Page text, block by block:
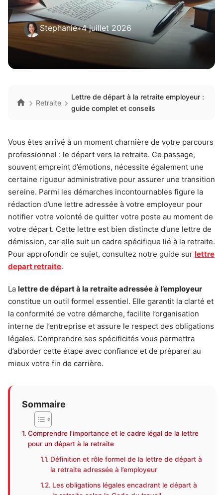
Stephanie•4 juillet 2026
Retraite
Lettre de départ à la retraite employeur :
guide complet et conseils
Vous êtes arrivé à un moment charnière de votre parcours
professionnel : le départ vers la retraite. Ce passage,
souvent empreint d’émotions, nécessite également une
certaine rigueur administrative pour assurer une transition
sereine. Parmi les démarches incontournables figure la
rédaction d’une lettre adressée à votre employeur pour
notifier votre volonté de quitter votre poste au moment de
votre départ. Cette lettre est bien distincte d’une lettre de
démission, car elle suit un cadre spécifique lié à la retraite.
Pour approfondir ce sujet, consultez notre guide sur lettre
depart retraite.
La lettre de départ à la retraite adressée à l’employeur
constitue un outil formel essentiel. Elle garantit la clarté et
la conformité de votre démarche, facilite l’organisation
interne de l’entreprise et assure le respect des obligations
légales. Comprendre ses spécificités vous permettra
d’aborder cette étape avec confiance et de préparer au
mieux votre fin de carrière.
Sommaire
Comprendre l’importance et le cadre légal de la lettre
pour un départ à la retraite
Définition et rôle formel de la lettre de départ à
la retraite adressée à l’employeur
Les obligations légales encadrant le départ à